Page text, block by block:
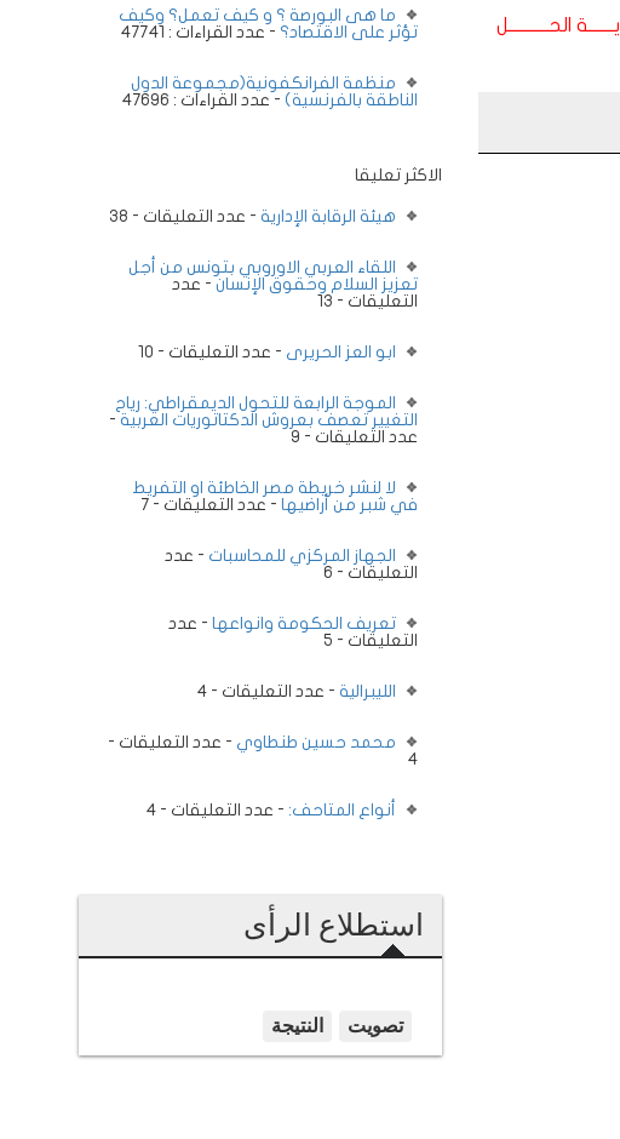
ايـــــــة الحـــــــــــل
ما هى البورصة ؟ و كيف تعمل؟ وكيف
تؤثر على الاقتصاد؟ - عدد القراءات : 47741
منظمة الفرانكفونية(مجموعة الدول
الناطقة بالفرنسية) - عدد القراءات : 47696
الاكثر تعليقا
هيئة الرقابة الإدارية - عدد التعليقات - 38
اللقاء العربي الاوروبي بتونس من أجل
تعزيز السلام وحقوق الإنسان - عدد
التعليقات - 13
ابو العز الحريرى - عدد التعليقات - 10
الموجة الرابعة للتحول الديمقراطي: رياح
التغيير تعصف بعروش الدكتاتوريات العربية -
عدد التعليقات - 9
لا لنشر خريطة مصر الخاطئة او التفريط
في شبر من أراضيها - عدد التعليقات - 7
الجهاز المركزي للمحاسبات - عدد
التعليقات - 6
تعريف الحكومة وانواعها - عدد
التعليقات - 5
الليبرالية - عدد التعليقات - 4
محمد حسين طنطاوي - عدد التعليقات -
4
أنواع المتاحف: - عدد التعليقات - 4
استطلاع الرأى